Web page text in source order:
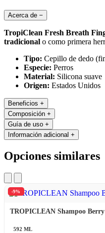
Acerca de −
TropiClean Fresh Breath
tradicional o como primera
Tipo: Cepillo de dedo
Especie: Perros
Material: Silicona suave
Origen: Estados Unidos
Beneficios +
Composición +
Guía de uso +
Información adicional +
Opciones similares
-9%
TROPICLEAN Shampoo
592 ML